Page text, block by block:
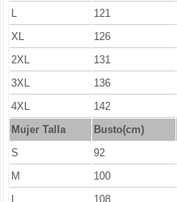
L
121
XL
126
2XL
131
3XL
136
4XL
142
Mujer Talla
Busto(cm)
S
92
M
100
L
108